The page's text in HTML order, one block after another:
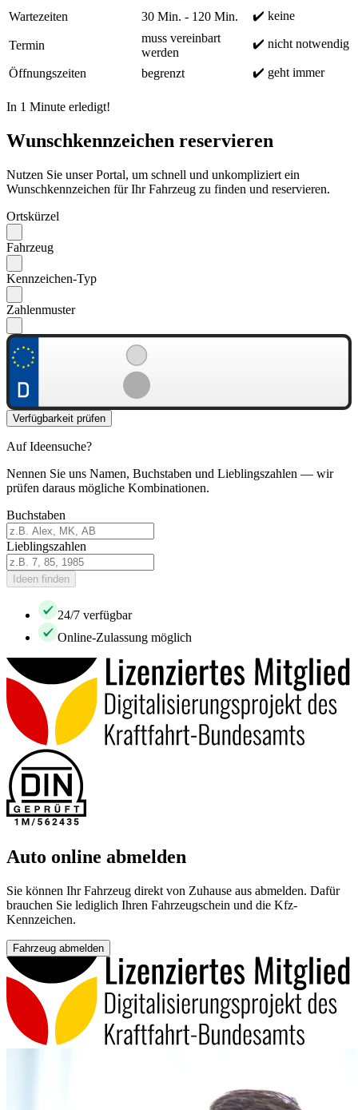
Wartezeiten
30 Min. - 120 Min. ✔️ keine
Termin
muss vereinbart
werden
✔️ nicht notwendig
Öffnungszeiten begrenzt ✔️ geht immer
In 1 Minute erledigt!
Wunschkennzeichen reservieren
Nutzen Sie unser Portal, um schnell und unkompliziert ein
Wunschkennzeichen für Ihr Fahrzeug zu finden und reservieren.
Ortskürzel
Fahrzeug
Kennzeichen-Typ
Zahlenmuster
Verfügbarkeit prüfen
Auf Ideensuche?
Nennen Sie uns Namen, Buchstaben und Lieblingszahlen — wir
prüfen daraus mögliche Kombinationen.
Buchstaben
Lieblingszahlen
Ideen finden
24/7 verfügbar
Online-Zulassung möglich
Auto online abmelden
Sie können Ihr Fahrzeug direkt von Zuhause aus abmelden. Dafür
brauchen Sie lediglich Ihren Fahrzeugschein und die Kfz-
Kennzeichen.
Fahrzeug abmelden